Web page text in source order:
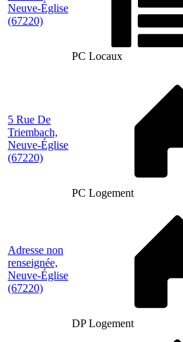
Neuve-Église
(67220)
PC Locaux
5 Rue De
Triembach,
Neuve-Église
(67220)
PC Logement
Adresse non
renseignée,
Neuve-Église
(67220)
DP Logement